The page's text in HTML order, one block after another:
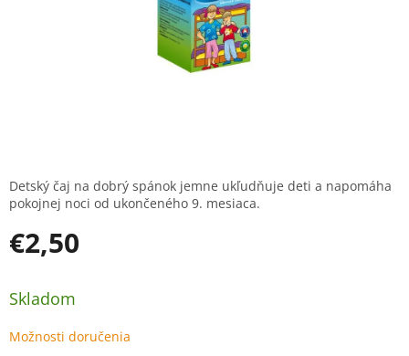
€2,50
Skladom
Možnosti doručenia
Detský čaj na dobrý spánok jemne ukľudňuje deti a napomáha
pokojnej noci od ukončeného 9. mesiaca.